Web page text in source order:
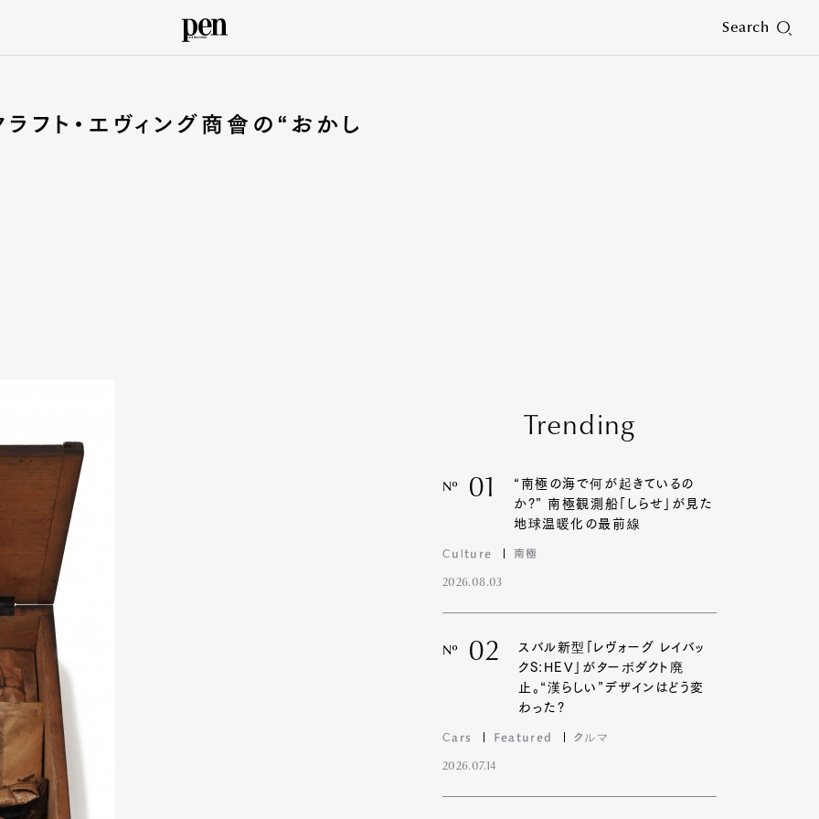
Search
フト・エヴィング商會の“おかし
Trending
Nº 01
“南極の海で何が起きているの
か?” 南極観測船「しらせ」が見た
地球温暖化の最前線
Culture 南極
2026.08.03
Nº 02
スバル新型「レヴォーグ レイバッ
クS:HEV」がターボダクト廃
止。“漢らしい”デザインはどう変
わった?
Cars Featured クルマ
2026.07.14